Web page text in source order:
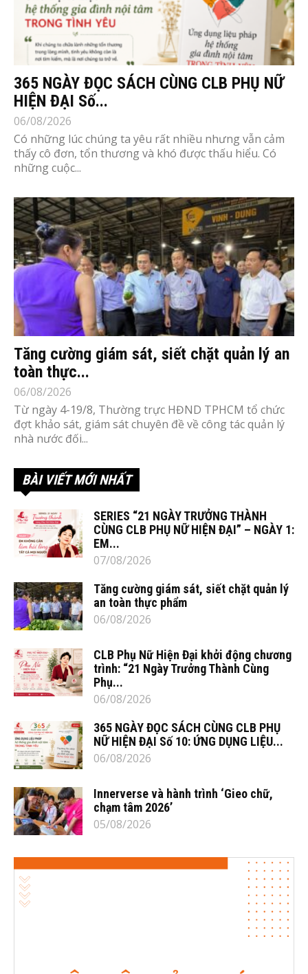
365 NGÀY ĐỌC SÁCH CÙNG CLB PHỤ NỮ
HIỆN ĐẠI Số...
06/08/2026
Có những lúc chúng ta yêu rất nhiều nhưng vẫn cảm
thấy cô đơn, tổn thương và khó được thấu hiểu. Có
những cuộc...
Tăng cường giám sát, siết chặt quản lý an
toàn thực...
06/08/2026
Từ ngày 4-19/8, Thường trực HĐND TPHCM tổ chức
đợt khảo sát, giám sát chuyên đề về công tác quản lý
nhà nước đối...
BÀI VIẾT MỚI NHẤT
SERIES “21 NGÀY TRƯỞNG THÀNH
CÙNG CLB PHỤ NỮ HIỆN ĐẠI” – NGÀY 1:
EM...
07/08/2026
Tăng cường giám sát, siết chặt quản lý
an toàn thực phẩm
06/08/2026
CLB Phụ Nữ Hiện Đại khởi động chương
trình: “21 Ngày Trưởng Thành Cùng
Phụ...
06/08/2026
365 NGÀY ĐỌC SÁCH CÙNG CLB PHỤ
NỮ HIỆN ĐẠI Số 10: ỨNG DỤNG LIỆU...
06/08/2026
Innerverse và hành trình ‘Gieo chữ,
chạm tâm 2026’
05/08/2026